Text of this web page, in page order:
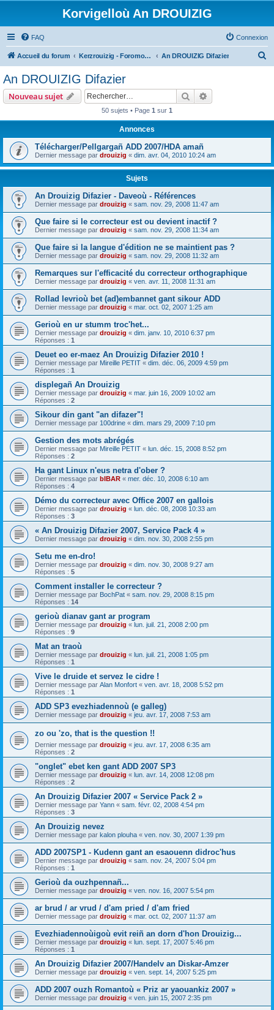
Korvigelloù An DROUIZIG
FAQ Connexion
Accueil du forum Kerzrouizig - Foromoù An Drouizig An DROUIZIG Difazier
e
r
An DROUIZIG Difazier
Nouveau sujet Rechercher
50 sujets • Page 1 sur 1
Annonces
Télécharger/Pellgargañ ADD 2007/HDA amañ
Dernier message par drouizig « dim. avr. 04, 2010 10:24 am
Sujets
An Drouizig Difazier - Daveoù - Références
Dernier message par drouizig « sam. nov. 29, 2008 11:47 am
Que faire si le correcteur est ou devient inactif ?
Dernier message par drouizig « sam. nov. 29, 2008 11:34 am
Que faire si la langue d'édition ne se maintient pas ?
Dernier message par drouizig « sam. nov. 29, 2008 11:32 am
Remarques sur l'efficacité du correcteur orthographique
Dernier message par drouizig « ven. avr. 11, 2008 11:31 am
Rollad levrioù bet (ad)embannet gant sikour ADD
Dernier message par drouizig « mar. oct. 02, 2007 1:25 am
Gerioù en ur stumm troc'het...
Dernier message par drouizig « dim. janv. 10, 2010 6:37 pm
Réponses : 1
Deuet eo er-maez An Drouizig Difazier 2010 !
Dernier message par Mireille PETIT « dim. déc. 06, 2009 4:59 pm
Réponses : 1
displegañ An Drouizig
Dernier message par drouizig « mar. juin 16, 2009 10:02 am
Réponses : 2
Sikour din gant "an difazer"!
Dernier message par 100drine « dim. mars 29, 2009 7:10 pm
Gestion des mots abrégés
Dernier message par Mireille PETIT « lun. déc. 15, 2008 8:52 pm
Réponses : 2
Ha gant Linux n'eus netra d'ober ?
Dernier message par bIBAR « mer. déc. 10, 2008 6:10 am
Réponses : 4
Démo du correcteur avec Office 2007 en gallois
Dernier message par drouizig « lun. déc. 08, 2008 10:33 am
Réponses : 3
« An Drouizig Difazier 2007, Service Pack 4 »
Dernier message par drouizig « dim. nov. 30, 2008 2:55 pm
Setu me en-dro!
Dernier message par drouizig « dim. nov. 30, 2008 9:27 am
Réponses : 5
Comment installer le correcteur ?
Dernier message par BochPat « sam. nov. 29, 2008 8:15 pm
Réponses : 14
gerioù dianav gant ar program
Dernier message par drouizig « lun. juil. 21, 2008 2:00 pm
Réponses : 9
Mat an traoù
Dernier message par drouizig « lun. juil. 21, 2008 1:05 pm
Réponses : 1
Vive le druide et servez le cidre !
Dernier message par Alan Monfort « ven. avr. 18, 2008 5:52 pm
Réponses : 1
ADD SP3 evezhiadennoù (e galleg)
Dernier message par drouizig « jeu. avr. 17, 2008 7:53 am
zo ou 'zo, that is the question !!
Dernier message par drouizig « jeu. avr. 17, 2008 6:35 am
Réponses : 2
"onglet" ebet ken gant ADD 2007 SP3
Dernier message par drouizig « lun. avr. 14, 2008 12:08 pm
Réponses : 2
An Drouizig Difazier 2007 « Service Pack 2 »
Dernier message par Yann « sam. févr. 02, 2008 4:54 pm
Réponses : 3
An Drouizig nevez
Dernier message par kalon plouha « ven. nov. 30, 2007 1:39 pm
ADD 2007SP1 - Kudenn gant an esaouenn didroc'hus
Dernier message par drouizig « sam. nov. 24, 2007 5:04 pm
Réponses : 1
Gerioù da ouzhpennañ...
Dernier message par drouizig « ven. nov. 16, 2007 5:54 pm
ar brud / ar vrud / d'am pried / d'am fried
Dernier message par drouizig « mar. oct. 02, 2007 11:37 am
Evezhiadennoùigoù evit reiñ an dorn d'hon Drouizig...
Dernier message par drouizig « lun. sept. 17, 2007 5:46 pm
Réponses : 1
An Drouizig Difazier 2007/Handelv an Diskar-Amzer
Dernier message par drouizig « ven. sept. 14, 2007 5:25 pm
ADD 2007 ouzh Romantoù « Priz ar yaouankiz 2007 »
Dernier message par drouizig « ven. juin 15, 2007 2:35 pm